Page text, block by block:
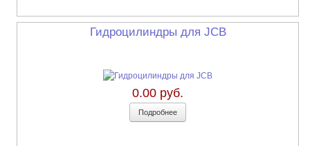
Гидроцилиндры для JCB
0.00 руб.
Подробнее